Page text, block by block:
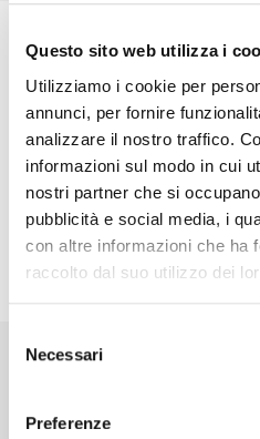
Questo sito web utilizza i
Utilizziamo i cookie per
annunci, per fornire
analizzare il nostro traffico.
informazioni sul modo in cui
nostri partner che si
pubblicità e social media, i
con altre informazioni che ha
raccolto dal suo utilizzo dei
delNecessari
Preferenze
ULTIME NEWS
CHI